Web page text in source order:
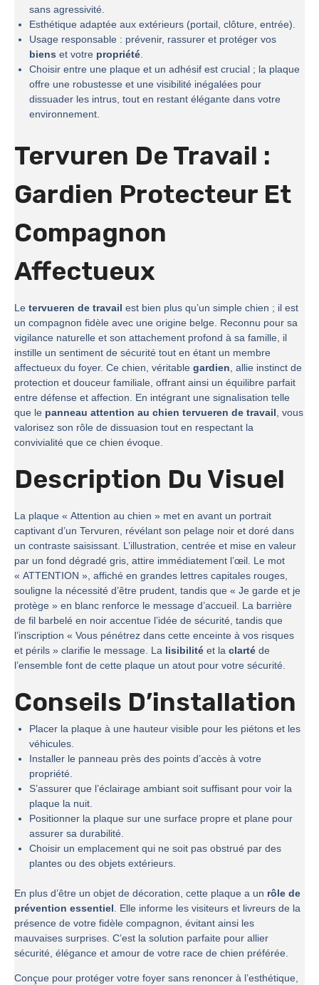
sans agressivité.
Esthétique adaptée aux extérieurs (portail, clôture, entrée).
Usage responsable : prévenir, rassurer et protéger vos
biens et votre propriété.
Choisir entre une plaque et un adhésif est crucial ; la plaque
offre une robustesse et une visibilité inégalées pour
dissuader les intrus, tout en restant élégante dans votre
environnement.
Tervuren De Travail :
Gardien Protecteur Et
Compagnon
Affectueux
Le tervueren de travail est bien plus qu’un simple chien ; il est
un compagnon fidèle avec une origine belge. Reconnu pour sa
vigilance naturelle et son attachement profond à sa famille, il
instille un sentiment de sécurité tout en étant un membre
affectueux du foyer. Ce chien, véritable gardien, allie instinct de
protection et douceur familiale, offrant ainsi un équilibre parfait
entre défense et affection. En intégrant une signalisation telle
que le panneau attention au chien tervueren de travail, vous
valorisez son rôle de dissuasion tout en respectant la
convivialité que ce chien évoque.
Description Du Visuel
La plaque « Attention au chien » met en avant un portrait
captivant d’un Tervuren, révélant son pelage noir et doré dans
un contraste saisissant. L’illustration, centrée et mise en valeur
par un fond dégradé gris, attire immédiatement l’œil. Le mot
« ATTENTION », affiché en grandes lettres capitales rouges,
souligne la nécessité d’être prudent, tandis que « Je garde et je
protège » en blanc renforce le message d’accueil. La barrière
de fil barbelé en noir accentue l’idée de sécurité, tandis que
l’inscription « Vous pénétrez dans cette enceinte à vos risques
et périls » clarifie le message. La lisibilité et la clarté de
l’ensemble font de cette plaque un atout pour votre sécurité.
Conseils D’installation
Placer la plaque à une hauteur visible pour les piétons et les
véhicules.
Installer le panneau près des points d’accès à votre
propriété.
S’assurer que l’éclairage ambiant soit suffisant pour voir la
plaque la nuit.
Positionner la plaque sur une surface propre et plane pour
assurer sa durabilité.
Choisir un emplacement qui ne soit pas obstrué par des
plantes ou des objets extérieurs.
En plus d’être un objet de décoration, cette plaque a un rôle de
prévention essentiel. Elle informe les visiteurs et livreurs de la
présence de votre fidèle compagnon, évitant ainsi les
mauvaises surprises. C’est la solution parfaite pour allier
sécurité, élégance et amour de votre race de chien préférée.
Conçue pour protéger votre foyer sans renoncer à l’esthétique,